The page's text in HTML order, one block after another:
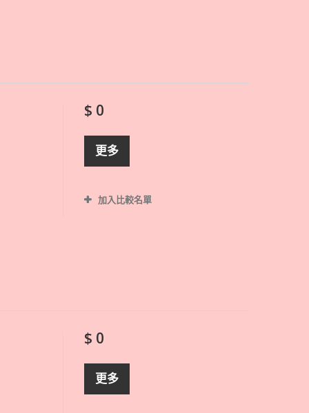
$ 0
更多
加入比較名單
$ 0
更多